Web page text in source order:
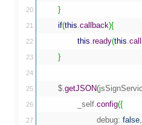
20
21
22
23
24
25
26
27
}
if(this callback){
this ready(this
}
	$.
getJSON(
		_self.
config({
			debug
: false